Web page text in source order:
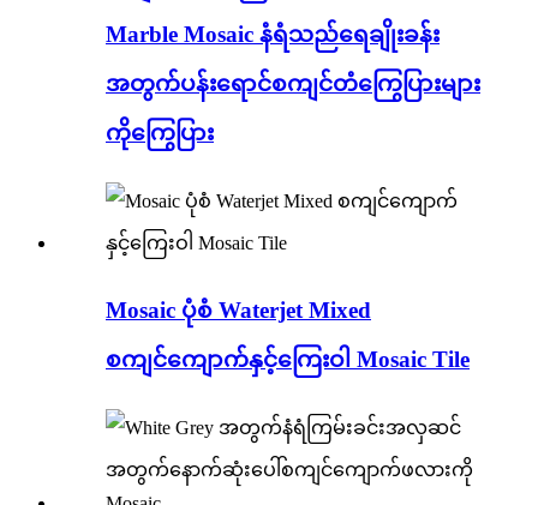
Marble Mosaic နံရံသည်ရေချိုးခန်း
အတွက်ပန်းရောင်စကျင်တံကြွေပြားများ
ကိုကြွေပြား
Mosaic ပုံစံ Waterjet Mixed
စကျင်ကျောက်နှင့်ကြေးဝါ Mosaic Tile